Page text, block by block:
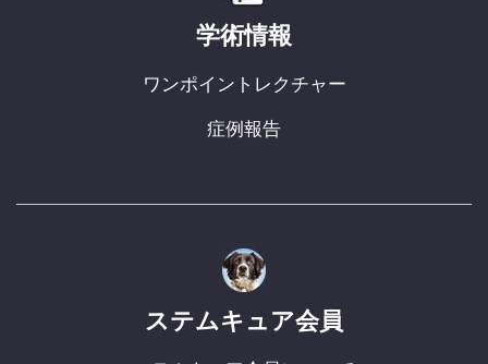
学術情報
ワンポイントレクチャー
症例報告
ステムキュア会員